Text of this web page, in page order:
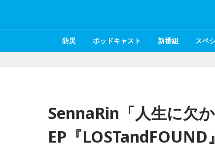
防災 ポッドキャスト 新番組 スペ
SennaRin「人生に欠
EP『LOSTandFOUND